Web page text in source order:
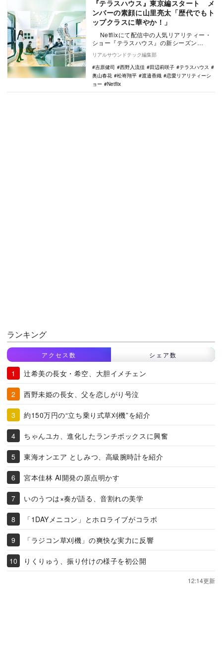
『テラスハウス』東京編スタート メ
ンバーの素顔に山里亮太「歴代でもト
ップクラスに華やか！」
Netflixにて配信中の人気リアリティー・
ショー『テラスハウス』の新シーズン
「TERRACE HOUSE 2019-202…
リアルサウンドテック編集部
吉原健司
西野入流佳 田辺莉咲子
テラスハウス
奥山春花
松㟢翔平 渡邉香織
恋愛リアリティーシ
ョー
Netflix
ランキング
アクセス数 シェア数
辻希美の長女・希空、大胆イメチェン
西野未姫の長女、父を恋しがり号泣
約150万円の“立ち乗り式草刈機”を紹介
ちゃんユカ、進化したランチボックスに興奮
東海オンエア としみつ、高級腕時計を紹介
宮本佳林 AI開発の原点明かす
いのうつは×奏が語る、音割れの美学
「1DAYメニコン」とホロライブがコラボ
「ラジコン草刈機」の爽快な実力に反響
りくりゅう、振り付けの様子を初公開
12:14更新